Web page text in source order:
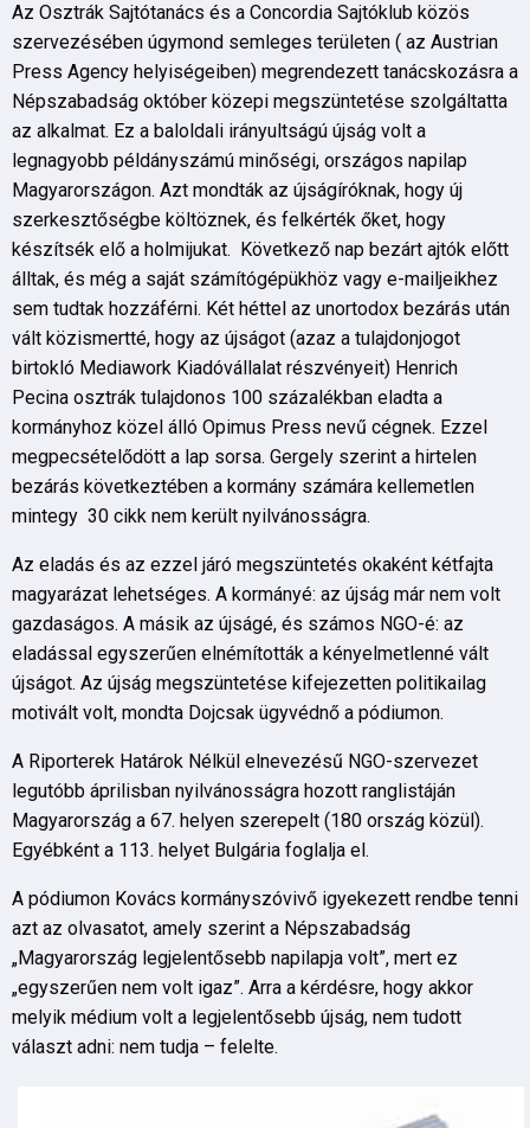
Az Osztrák Sajtótanács és a Concordia Sajtóklub közös
szervezésében úgymond semleges területen ( az Austrian
Press Agency helyiségeiben) megrendezett tanácskozásra a
Népszabadság október közepi megszüntetése szolgáltatta
az alkalmat. Ez a baloldali irányultságú újság volt a
legnagyobb példányszámú minőségi, országos napilap
Magyarországon. Azt mondták az újságíróknak, hogy új
szerkesztőségbe költöznek, és felkérték őket, hogy
készítsék elő a holmijukat. Következő nap bezárt ajtók előtt
álltak, és még a saját számítógépükhöz vagy e-mailjeikhez
sem tudtak hozzáférni. Két héttel az unortodox bezárás után
vált közismertté, hogy az újságot (azaz a tulajdonjogot
birtokló Mediawork Kiadóvállalat részvényeit) Henrich
Pecina osztrák tulajdonos 100 százalékban eladta a
kormányhoz közel álló Opimus Press nevű cégnek. Ezzel
megpecsételődött a lap sorsa. Gergely szerint a hirtelen
bezárás következtében a kormány számára kellemetlen
mintegy 30 cikk nem került nyilvánosságra.
Az eladás és az ezzel járó megszüntetés okaként kétfajta
magyarázat lehetséges. A kormányé: az újság már nem volt
gazdaságos. A másik az újságé, és számos NGO-é: az
eladással egyszerűen elnémították a kényelmetlenné vált
újságot. Az újság megszüntetése kifejezetten politikailag
motivált volt, mondta Dojcsak ügyvédnő a pódiumon.
A Riporterek Határok Nélkül elnevezésű NGO-szervezet
legutóbb áprilisban nyilvánosságra hozott ranglistáján
Magyarország a 67. helyen szerepelt (180 ország közül).
Egyébként a 113. helyet Bulgária foglalja el.
A pódiumon Kovács kormányszóvivő igyekezett rendbe tenni
azt az olvasatot, amely szerint a Népszabadság
„Magyarország legjelentősebb napilapja volt”, mert ez
„egyszerűen nem volt igaz”. Arra a kérdésre, hogy akkor
melyik médium volt a legjelentősebb újság, nem tudott
választ adni: nem tudja – felelte.